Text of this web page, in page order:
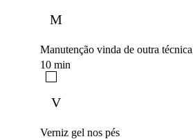
M
Manutenção vinda de outra técnica
10 min
V
Verniz gel nos pés